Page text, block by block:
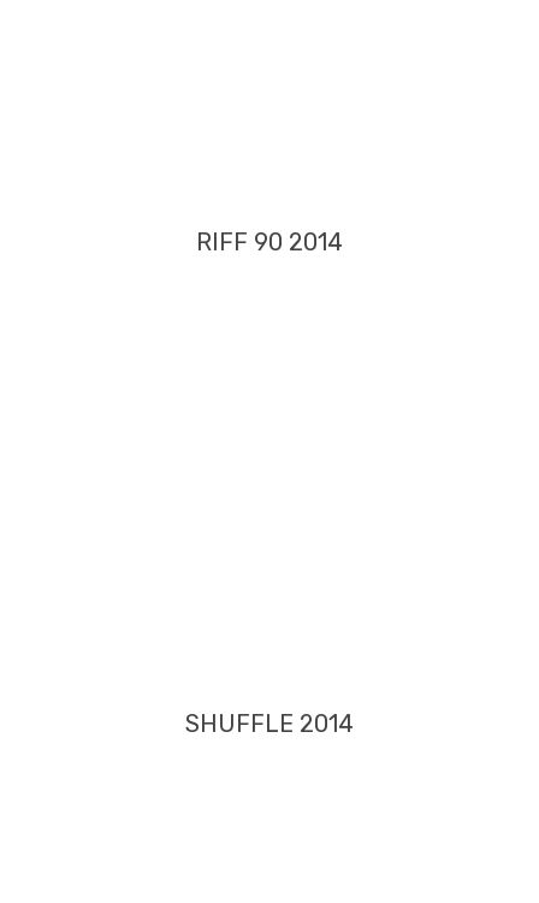
RIFF 90 2014
SHUFFLE 2014